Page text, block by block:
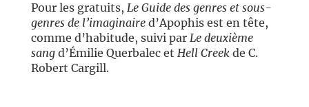
Pour les gratuits, Le Guide des genres et sous-
genres de l’imaginaired’Apophis est en tête,
comme d’habitude, suivi par Le deuxième
sangd’Émilie Querbalec et Hell Creekde C.
Robert Cargill.